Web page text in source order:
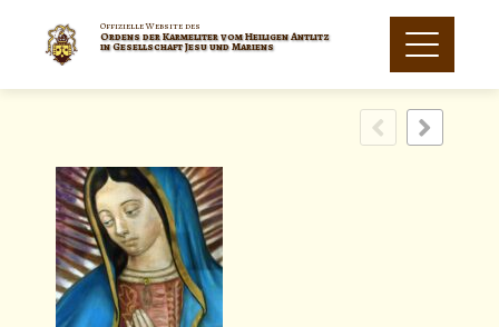
Offizielle Website des
Ordens der Karmeliter vom Heiligen Antlitz
in Gesellschaft Jesu und Mariens